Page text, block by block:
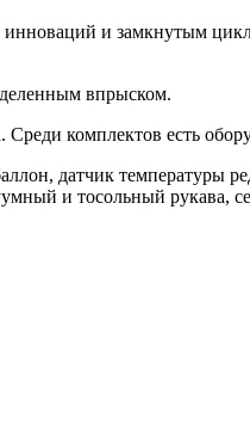
инноваций и замкнутым
впрыском.
комплектов есть
датчик температуры
и тосольный рукава,